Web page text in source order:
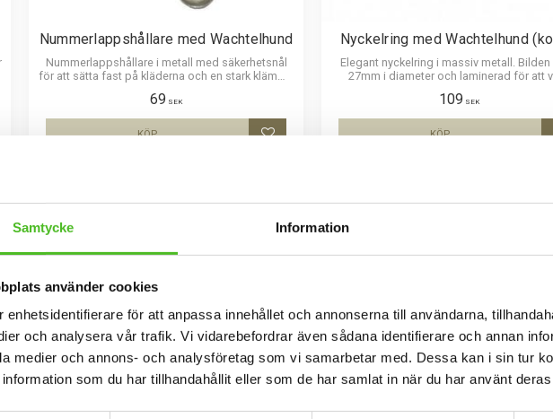
Samtycke Information
använder cookies
enhetsidentifierare för att anpassa innehållet och annonserna till användarna,
och analysera vår trafik. Vi vidarebefordrar även sådana identifierare och annan
medier och annons- och analysföretag som vi samarbetar med. Dessa kan i sin tur
information som du har tillhandahållit eller som de har samlat in när du har använt
Nummerlappshållare med Wachtelhund
Nummerlappshållare i metall med säkerhetsnål
för att sätta fast på kläderna och en stark klämma
och laminerad för att vara hållbar och ge ett
uttryck av djup i bilden.
69 SEK
KÖP
Nyckelring med Wachtelhund
Elegant nyckelring i massiv metall. Bilden
27mm i diameter och laminerad för att
109 SEK
KÖP